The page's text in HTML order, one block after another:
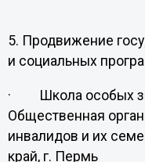
5. Продвижение
и социальных
· Школа особых
Общественная
инвалидов и их
край, г. Пермь